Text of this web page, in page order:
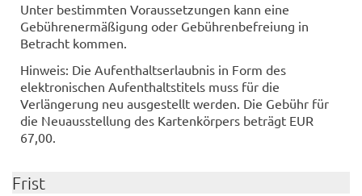
Unter bestimmten Voraussetzungen kann eine
Gebührenermäßigung oder Gebührenbefreiung in
Betracht kommen.
Hinweis: Die Aufenthaltserlaubnis in Form des
elektronischen Aufenthaltstitels muss für die
Verlängerung neu ausgestellt werden. Die Gebühr für
die Neuausstellung des Kartenkörpers beträgt EUR
67,00.
Frist